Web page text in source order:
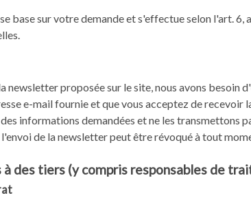
base sur votre demande et s'effectue selon l'art.
newsletter proposée sur le site, nous avons
e-mail fournie et que vous acceptez de recevoir
informations demandées et ne les transmettons
de la newsletter peut être révoqué à tout
des tiers (y compris responsables de